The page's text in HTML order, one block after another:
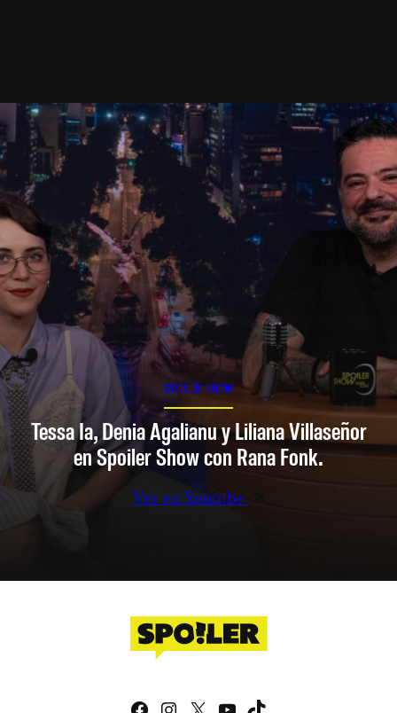
SPOILER SHOW
Tessa Ia, Denia Agalianu y Liliana Villaseñor
en Spoiler Show con Rana Fonk.
Ver en Youtube
Facebook
Instagram
X YouTube